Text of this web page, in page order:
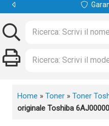
Home » Toner » Toner
originale Toshiba